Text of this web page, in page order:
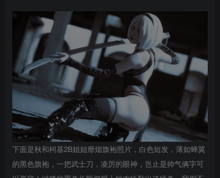
下面是秋和柯基2B姐姐靡烟旗袍照片，白色短发，薄如蝉翼
的黑色旗袍，一把武士刀，凌厉的眼神，岂止是帅气俩字可